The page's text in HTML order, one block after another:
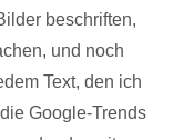
beschriften,
und noch
Text, den ich
Google-Trends